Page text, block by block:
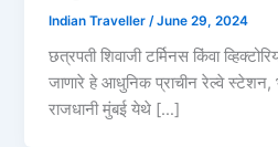
Indian Traveller /June 29, 2024
छत्रपती शिवाजी टर्मिनस किंवा
जाणारे हे आधुनिक प्राचीन रेल्वे स्टेशन,
राजधानी मुंबई येथे […]